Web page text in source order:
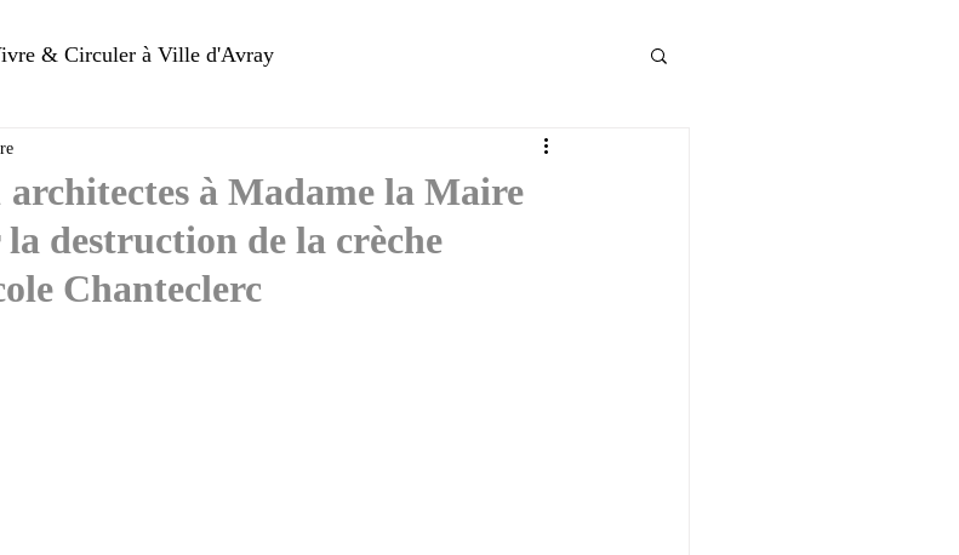
& Circuler à Ville d'Avray
de Ville d'Avray
Conservatoire Relations avec la Mairie
à Madame la Maire
destruction de la crèche
Chanteclerc